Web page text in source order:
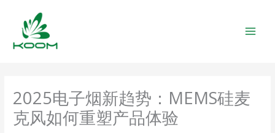
2025电子烟新趋势：MEMS硅麦
克风如何重塑产品体验